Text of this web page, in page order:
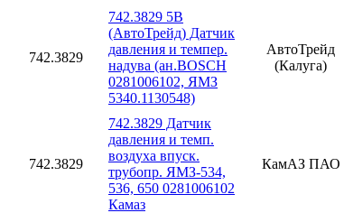
742.3829
742.3829 5В
(АвтоТрейд) Датчик
давления и темпер.
надува (ан.BOSCH
0281006102, ЯМЗ
5340.1130548)
АвтоТрейд
(Калуга)
742.3829
742.3829 Датчик
давления и темп.
воздуха впуск.
трубопр. ЯМЗ-534,
536, 650 0281006102
Камаз
КамАЗ ПАО